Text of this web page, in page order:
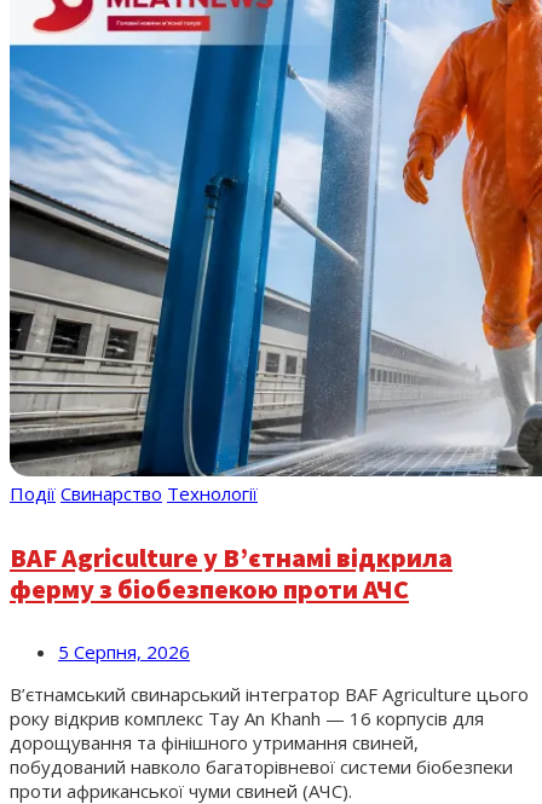
Події Свинарство Технології
BAF Agriculture у В’єтнамі відкрила
ферму з біобезпекою проти АЧС
5 Серпня, 2026
В’єтнамський свинарський інтегратор BAF Agriculture цього
року відкрив комплекс Tay An Khanh — 16 корпусів для
дорощування та фінішного утримання свиней,
побудований навколо багаторівневої системи біобезпеки
проти африканської чуми свиней (АЧС).